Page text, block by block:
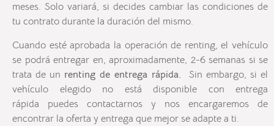
meses. Solo variará, si decides cambiar las condiciones de
tu contrato durante la duración del mismo.
Cuando esté aprobada la operación de renting, el vehículo
se podrá entregar en, aproximadamente, 2-6 semanas si se
trata de un renting de entrega rápida.
Sin embargo, si el
vehículo elegido no está disponible con entrega
rápida puedes contactarnos y nos encargaremos de
encontrar la oferta y entrega que mejor se adapte a ti.